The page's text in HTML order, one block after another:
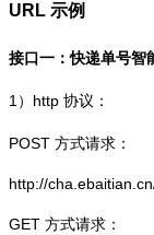
URL 示例
接口一：快递单号智
1） http 协议：
POST 方式请求：
http://
GET 方式请求：